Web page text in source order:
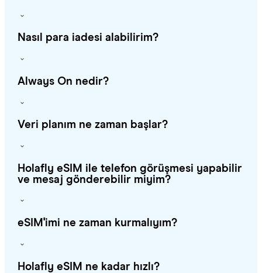
Nasıl para iadesi alabilirim?
Always On nedir?
Veri planım ne zaman başlar?
Holafly eSIM ile telefon görüşmesi yapabilir
ve mesaj gönderebilir miyim?
eSIM'imi ne zaman kurmalıyım?
Holafly eSIM ne kadar hızlı?